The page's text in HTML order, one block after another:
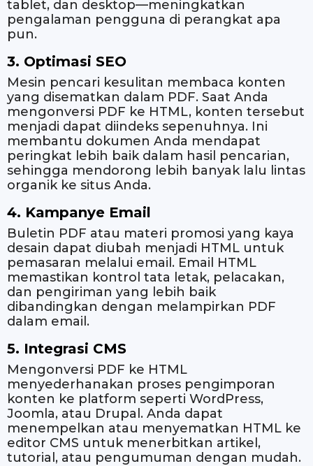
tablet, dan desktop—meningkatkan
pengalaman pengguna di perangkat apa
pun.
3. Optimasi SEO
Mesin pencari kesulitan membaca konten
yang disematkan dalam PDF. Saat Anda
mengonversi PDF ke HTML, konten tersebut
menjadi dapat diindeks sepenuhnya. Ini
membantu dokumen Anda mendapat
peringkat lebih baik dalam hasil pencarian,
sehingga mendorong lebih banyak lalu lintas
organik ke situs Anda.
4. Kampanye Email
Buletin PDF atau materi promosi yang kaya
desain dapat diubah menjadi HTML untuk
pemasaran melalui email. Email HTML
memastikan kontrol tata letak, pelacakan,
dan pengiriman yang lebih baik
dibandingkan dengan melampirkan PDF
dalam email.
5. Integrasi CMS
Mengonversi PDF ke HTML
menyederhanakan proses pengimporan
konten ke platform seperti WordPress,
Joomla, atau Drupal. Anda dapat
menempelkan atau menyematkan HTML ke
editor CMS untuk menerbitkan artikel,
tutorial, atau pengumuman dengan mudah.